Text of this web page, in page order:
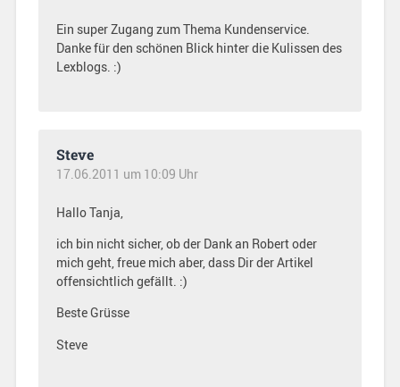
Ein super Zugang zum Thema Kundenservice.
Danke für den schönen Blick hinter die Kulissen des
Lexblogs. :)
Steve
17.06.2011 um 10:09 Uhr
Hallo Tanja,
ich bin nicht sicher, ob der Dank an Robert oder
mich geht, freue mich aber, dass Dir der Artikel
offensichtlich gefällt. :)
Beste Grüsse
Steve